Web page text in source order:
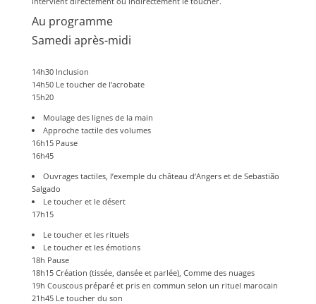
Au programme
Samedi après-midi
14h30 Inclusion
14h50 Le toucher de l’acrobate
15h20
Moulage des lignes de la main
Approche tactile des volumes
16h15 Pause
16h45
Ouvrages tactiles, l’exemple du château d’Angers et de Sebastião
Salgado
Le toucher et le désert
17h15
Le toucher et les rituels
Le toucher et les émotions
18h Pause
18h15 Création (tissée, dansée et parlée), Comme des nuages
19h Couscous préparé et pris en commun selon un rituel marocain
21h45 Le toucher du son